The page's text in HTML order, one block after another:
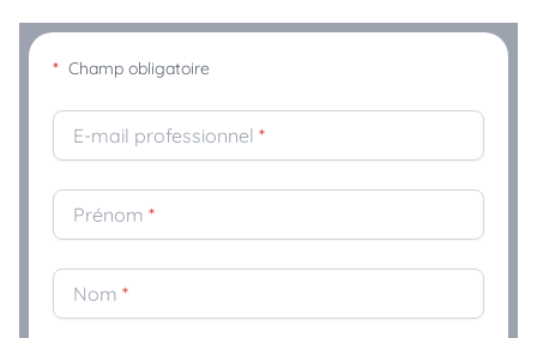
* Champ obligatoire
E-mail professionnel *
Prénom *
Nom *